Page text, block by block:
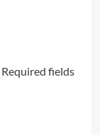
Required fields